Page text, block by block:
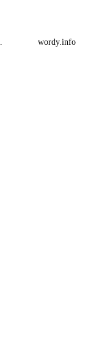
wordy.info